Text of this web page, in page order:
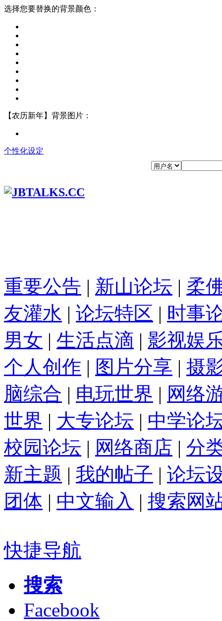
选择您要替换的背景颜色：
【农历新年】背景图片：
个性化设定
重要公告 | 新山论坛 | 柔
友灌水 | 论坛特区 | 时事
男女 | 生活点滴 | 影视娱
个人创作 | 图片分享 | 摄
脑综合 | 电玩世界 | 网络
世界 | 大专论坛 | 中学论
校园论坛 | 网络商店 | 分
新主题 | 我的帖子 | 论坛
团体 | 中文输入 | 搜索网
快捷导航
搜索
Facebook